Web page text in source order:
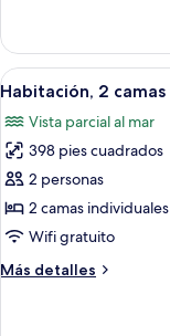
al
océano
1
cama
King
vista
al
Abrir
todas
las
fotos
de
Habitación,
2
individuales,
11
Habitación, 2
Vista parcial al mar
398 pies cuadrados
2 personas
2 camas individuales
Wifi gratuito
Más detalles
Más